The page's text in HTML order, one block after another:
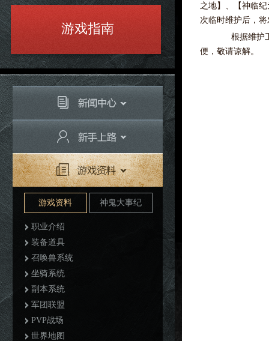
游戏指南
游戏资料 神鬼大事纪
职业介绍
装备道具
召唤兽系统
坐骑系统
副本系统
军团联盟
PVP战场
世界地图
之地】、【神临
次临时维护后，
根据维护工
便，敬请谅解。